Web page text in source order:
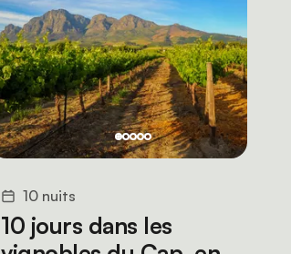
10 nuits
10 jours dans les